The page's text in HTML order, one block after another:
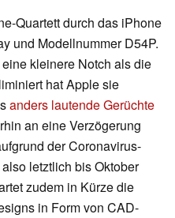
Quartett durch das iPhone
und Modellnummer D54P.
kleinere Notch als die
hat Apple sie
anders lautende Gerüchte
an eine Verzögerung
der Coronavirus-
letztlich bis Oktober
zudem in Kürze die
in Form von CAD-